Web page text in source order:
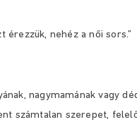
érezzük, nehéz a női sors.”
nagymamának vagy
számtalan szerepet,